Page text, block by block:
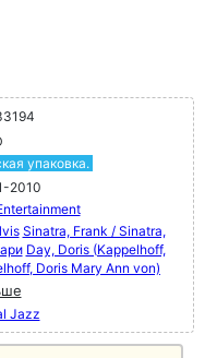
упаковка.
2010
Sinatra, Frank / Sinatra,
Day, Doris (Kappelhoff,
Doris Mary Ann von)
Jazz